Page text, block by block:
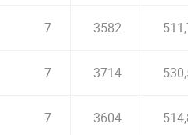
7 3582
7 3714
7 3604